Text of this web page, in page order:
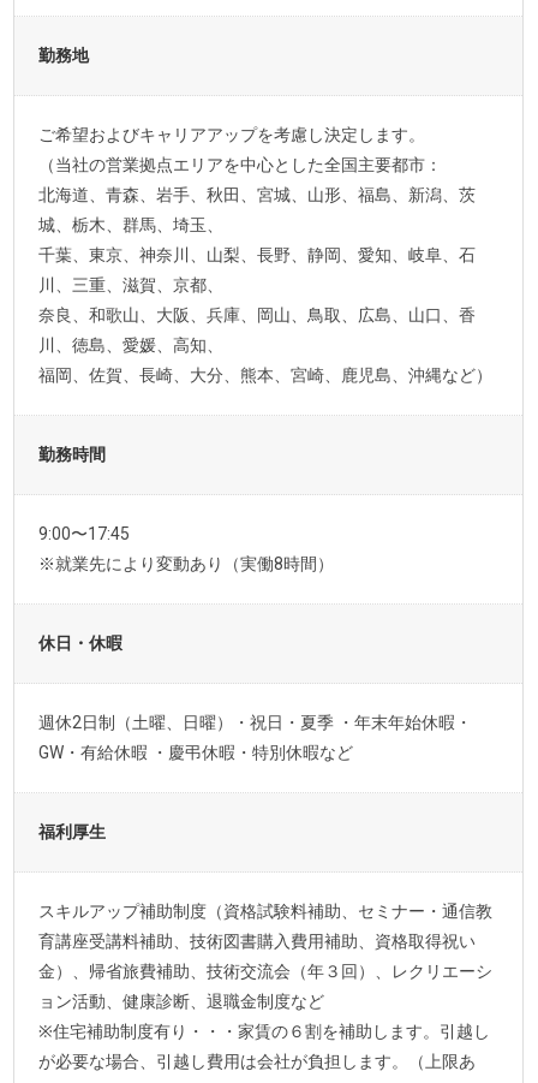
勤務地
ご希望およびキャリアアップを考慮し決定します。
（当社の営業拠点エリアを中心とした全国主要都市：
北海道、青森、岩手、秋田、宮城、山形、福島、新潟、茨
城、栃木、群馬、埼玉、
千葉、東京、神奈川、山梨、長野、静岡、愛知、岐阜、石
川、三重、滋賀、京都、
奈良、和歌山、大阪、兵庫、岡山、鳥取、広島、山口、香
川、徳島、愛媛、高知、
福岡、佐賀、長崎、大分、熊本、宮崎、鹿児島、沖縄など）
勤務時間
9:00〜17:45
※就業先により変動あり（実働8時間）
休日・休暇
週休2日制（土曜、日曜）・祝日・夏季 ・年末年始休暇・
GW・有給休暇 ・慶弔休暇・特別休暇など
福利厚生
スキルアップ補助制度（資格試験料補助、セミナー・通信教
育講座受講料補助、技術図書購入費用補助、資格取得祝い
金）、帰省旅費補助、技術交流会（年３回）、レクリエーシ
ョン活動、健康診断、退職金制度など
※住宅補助制度有り・・・家賃の６割を補助します。引越し
が必要な場合、引越し費用は会社が負担します。（上限あ